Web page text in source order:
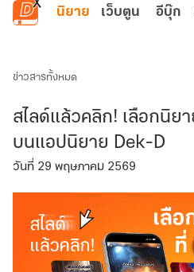
ข้ามไปยังเนื้อหาหลัก
นิยาย เว็บตูน อีบุ๊ก
ข่าวสารทั้งหมด
สไลด์แล้วคลิก! เลือกนิย
บนแอปนิยาย Dek-D
วันที่ 29 พฤษภาคม 2569